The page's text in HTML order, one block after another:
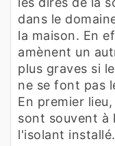
dans le
la maison. En
amènent un
plus graves si
ne se font pas
En premier
sont souvent à
l'isolant